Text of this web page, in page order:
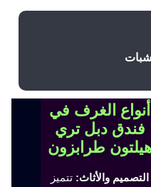
أنواع الغرف في
فندق دبل تري
طرابزون
التصميم والأثاث: تتميز